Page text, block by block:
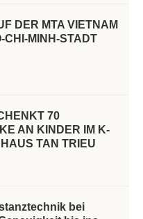
DER MTA VIETNAM
CHI-MINH-STADT
70
AN KINDER IM K-
TAN TRIEU
bei